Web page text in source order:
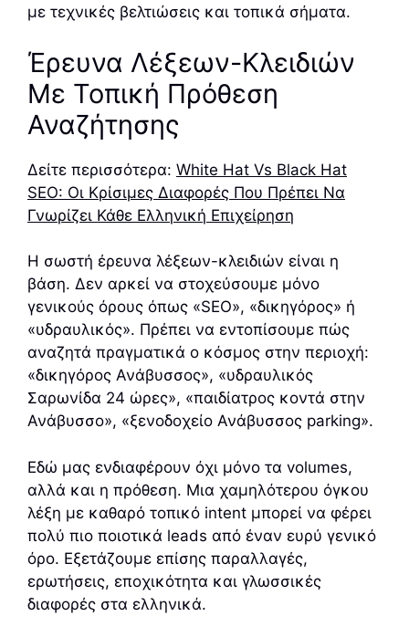
με τεχνικές βελτιώσεις και τοπικά σήματα.
Έρευνα Λέξεων-Κλειδιών
Με Τοπική Πρόθεση
Αναζήτησης
Δείτε περισσότερα: White Hat Vs Black Hat
SEO: Οι Κρίσιμες Διαφορές Που Πρέπει Να
Γνωρίζει Κάθε Ελληνική Επιχείρηση
Η σωστή έρευνα λέξεων-κλειδιών είναι η
βάση. Δεν αρκεί να στοχεύσουμε μόνο
γενικούς όρους όπως «SEO», «δικηγόρος» ή
«υδραυλικός». Πρέπει να εντοπίσουμε πώς
αναζητά πραγματικά ο κόσμος στην περιοχή:
«δικηγόρος Ανάβυσσος», «υδραυλικός
Σαρωνίδα 24 ώρες», «παιδίατρος κοντά στην
Ανάβυσσο», «ξενοδοχείο Ανάβυσσος parking».
Εδώ μας ενδιαφέρουν όχι μόνο τα volumes,
αλλά και η πρόθεση. Μια χαμηλότερου όγκου
λέξη με καθαρό τοπικό intent μπορεί να φέρει
πολύ πιο ποιοτικά leads από έναν ευρύ γενικό
όρο. Εξετάζουμε επίσης παραλλαγές,
ερωτήσεις, εποχικότητα και γλωσσικές
διαφορές στα ελληνικά.